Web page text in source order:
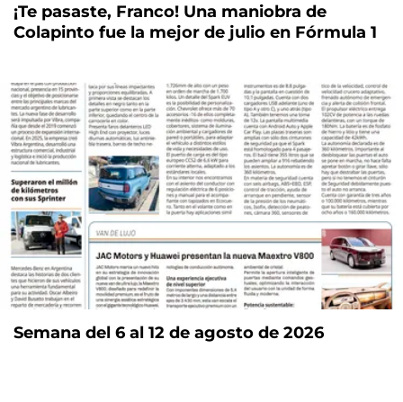
¡Te pasaste, Franco! Una maniobra de
Colapinto fue la mejor de julio en Fórmula 1
Semana del 6 al 12 de agosto de 2026